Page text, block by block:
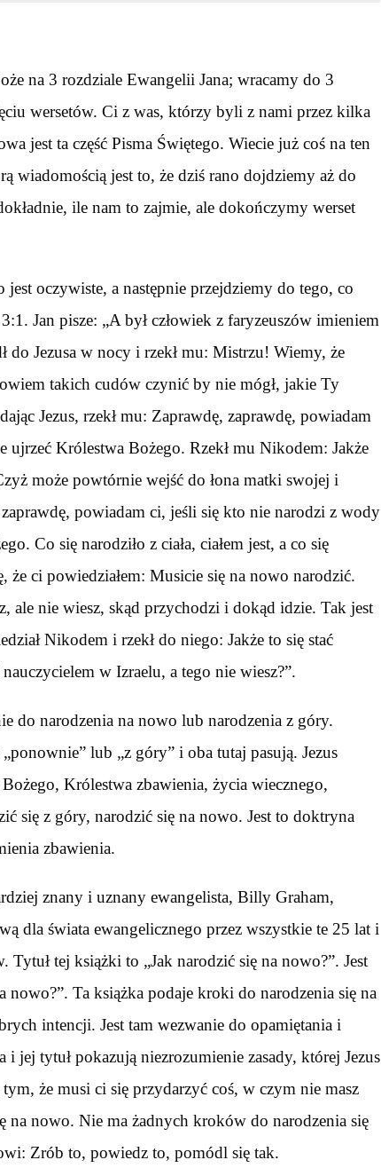
na 3 rozdziale Ewangelii Jana; wracamy do 3
wersetów. Ci z was, którzy byli z nami przez kilka
jest ta część Pisma Świętego. Wiecie już coś na ten
wiadomością jest to, że dziś rano dojdziemy aż do
ile nam to zajmie, ale dokończymy werset
oczywiste, a następnie przejdziemy do tego, co
Jan pisze: „A był człowiek z faryzeuszów imieniem
Jezusa w nocy i rzekł mu: Mistrzu! Wiemy, że
takich cudów czynić by nie mógł, jakie Ty
Jezus, rzekł mu: Zaprawdę, zaprawdę, powiadam
Królestwa Bożego. Rzekł mu Nikodem: Jakże
może powtórnie wejść do łona matki swojej i
powiadam ci, jeśli się kto nie narodzi z wody
Co się narodziło z ciała, ciałem jest, a co się
że ci powiedziałem: Musicie się na nowo narodzić.
ale nie wiesz, skąd przychodzi i dokąd idzie. Tak jest
Nikodem i rzekł do niego: Jakże to się stać
w Izraelu, a tego nie wiesz?”.
do narodzenia na nowo lub narodzenia z góry.
lub „z góry” i oba tutaj pasują. Jezus
Królestwa zbawienia, życia wiecznego,
się z góry, narodzić się na nowo. Jest to doktryna
zbawienia.
znany i uznany ewangelista, Billy Graham,
dla świata ewangelicznego przez wszystkie te 25 lat i
Tytuł tej książki to „Jak narodzić się na nowo?”. Jest
nowo?”. Ta książka podaje kroki do narodzenia się na
intencji. Jest tam wezwanie do opamiętania i
i jej tytuł pokazują niezrozumienie zasady, której Jezus
że musi ci się przydarzyć coś, w czym nie masz
na nowo. Nie ma żadnych kroków do narodzenia się
Zrób to, powiedz to, pomódl się tak.